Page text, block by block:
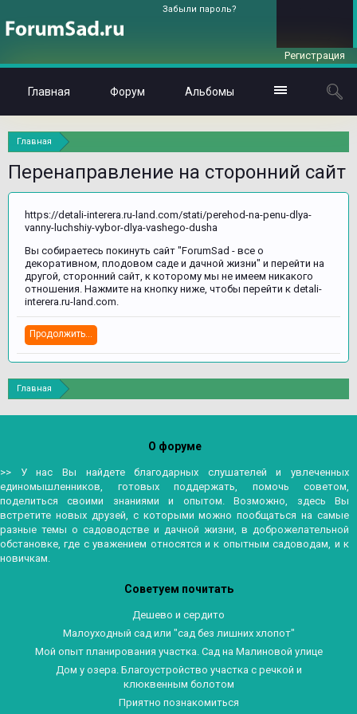
Главная
Перенаправление на сторонний сайт
https://detali-interera.ru-land.com/stati/perehod-na-penu-dlya-
vanny-luchshiy-vybor-dlya-vashego-dusha
Вы собираетесь покинуть сайт "ForumSad - все о
декоративном, плодовом саде и дачной жизни" и перейти на
другой, сторонний сайт, к которому мы не имеем никакого
отношения. Нажмите на кнопку ниже, чтобы перейти к detali-
interera.ru-land.com.
Продолжить...
Главная
Забыли пароль?
Регистрация
Главная Форум Альбомы
О форуме
>> У нас Вы найдете благодарных слушателей и увлеченных
единомышленников, готовых поддержать, помочь советом,
поделиться своими знаниями и опытом. Возможно, здесь Вы
встретите новых друзей, с которыми можно пообщаться на самые
разные темы о садоводстве и дачной жизни, в доброжелательной
обстановке, где с уважением относятся и к опытным садоводам, и к
новичкам.
Советуем почитать
Дешево и сердито
Малоуходный сад или "сад без лишних хлопот"
Мой опыт планирования участка. Сад на Малиновой улице
Дом у озера. Благоустройство участка с речкой и
клюквенным болотом
Приятно познакомиться